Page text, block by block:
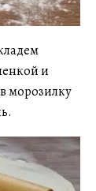
и
морозилку